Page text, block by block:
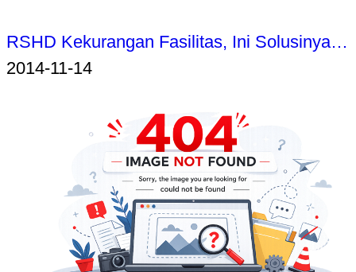
RSHD Kekurangan Fasilitas, Ini Solusinya…
2014-11-14